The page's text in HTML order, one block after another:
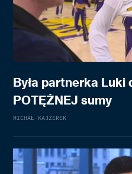
Była partnerka Luki
POTĘŻNEJ sumy
MICHAŁ KAJZEREK